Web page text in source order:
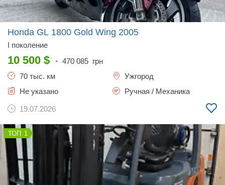
Honda GL 1800 Gold Wing 2005
І поколение
10 500 $ • 470 085 грн
70 тыс. км
Ужгород
Не указано
Ручная / Механика
19.07.2026
1